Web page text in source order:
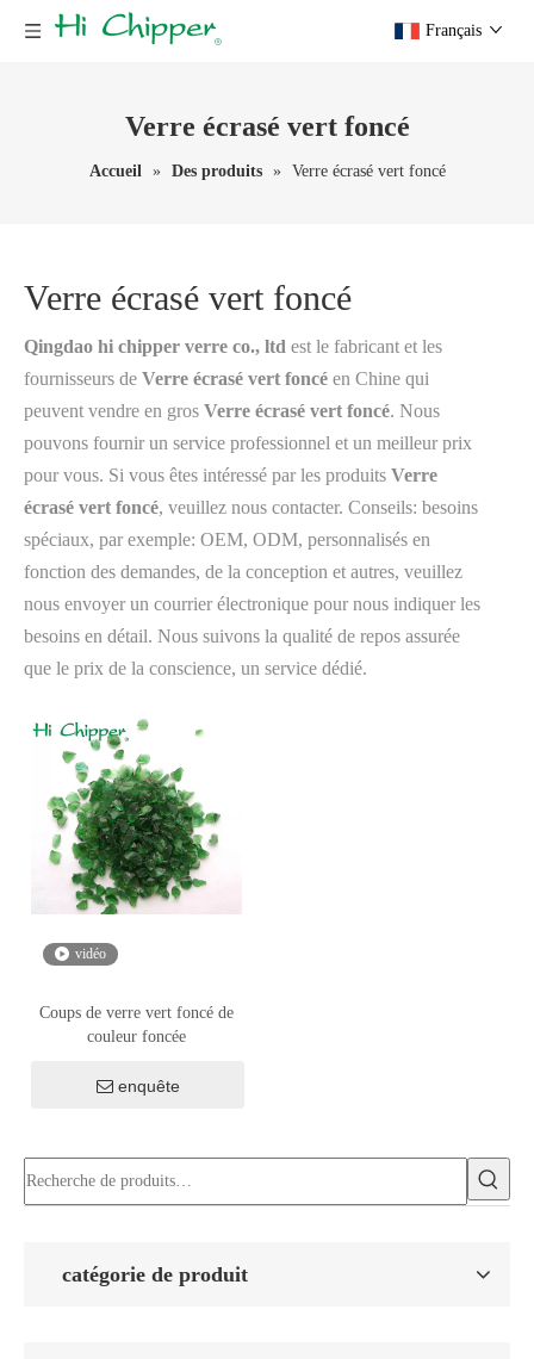
Français
Verre écrasé vert foncé
Accueil » Des produits » Verre écrasé vert foncé
Verre écrasé vert foncé
Qingdao hi chipper verre co., ltd est le fabricant et les
fournisseurs de Verre écrasé vert foncé en Chine qui
peuvent vendre en gros Verre écrasé vert foncé. Nous
pouvons fournir un service professionnel et un meilleur prix
pour vous. Si vous êtes intéressé par les produits Verre
écrasé vert foncé, veuillez nous contacter. Conseils: besoins
spéciaux, par exemple: OEM, ODM, personnalisés en
fonction des demandes, de la conception et autres, veuillez
nous envoyer un courrier électronique pour nous indiquer les
besoins en détail. Nous suivons la qualité de repos assurée
que le prix de la conscience, un service dédié.
vidéo
Coups de verre vert foncé de
couleur foncée
enquête
catégorie de produit